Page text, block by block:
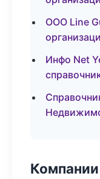
ООО Line
Инфо Net
Компании